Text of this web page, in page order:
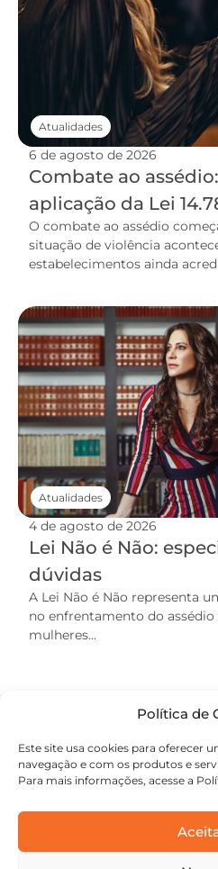
Política de
Este site usa cookies para oferecer
navegação e com os produtos e
Para mais informações, acesse a
6 de agosto de 2026
Combate ao
aplicação da Lei
O combate ao assédio
situação de violência
estabelecimentos ainda
Atualidades
4 de agosto de 2026
Lei Não é Não:
dúvidas
A Lei Não é Não representa
no enfrentamento do
mulheres...
Atualidades